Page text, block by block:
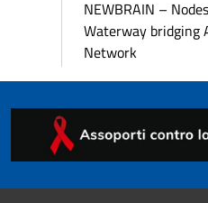
NEWBRAIN –
Waterway bridging
Network